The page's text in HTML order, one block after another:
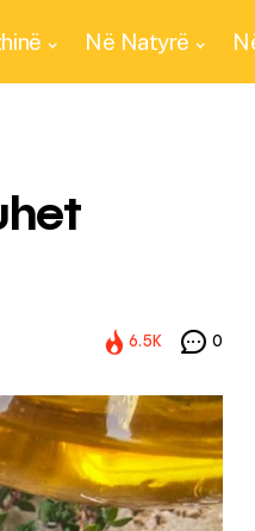
Në Natyrë
6.5K 0